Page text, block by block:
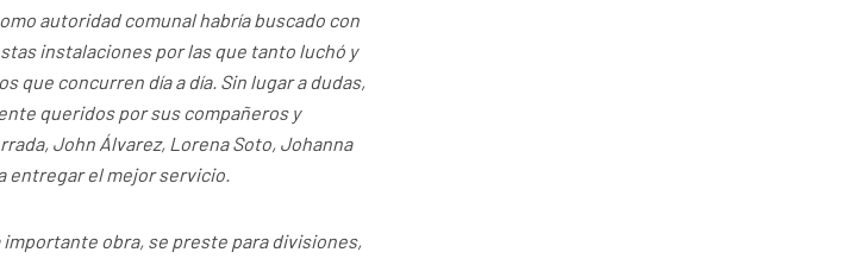
autoridad comunal habría buscado con
instalaciones por las que tanto luchó y
que concurren día a día. Sin lugar a dudas,
queridos por sus compañeros y
John Álvarez, Lorena Soto, Johanna
entregar el mejor servicio.
obra, se preste para divisiones,